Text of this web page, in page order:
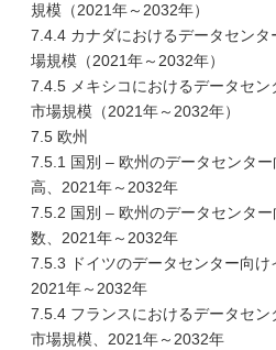
規模（2021年～2032年）
7.4.4 カナダにおけるデータセン
場規模（2021年～2032年）
7.4.5 メキシコにおけるデータセ
市場規模（2021年～2032年）
7.5 欧州
7.5.1 国別 – 欧州のデータセンタ
高、2021年～2032年
7.5.2 国別 – 欧州のデータセンタ
数、2021年～2032年
7.5.3 ドイツのデータセンター向け
2021年～2032年
7.5.4 フランスにおけるデータセ
市場規模、2021年～2032年